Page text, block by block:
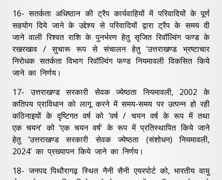
16- सतर्कता अधिष्ठान की ट्रैप कार्यवाहियों में परिवादियों के पूर्ण
सहयोग दिये जाने के उद्देश्य से परिवादियों द्वारा ट्रैप के समय दी
जाने वाली रिश्वत राशि के पुनर्भरण हेतु सृजित रिवॉल्विंग फण्ड के
रखरखाव / सुचारू रूप से संचालन हेतु ’उत्तराखण्ड भ्रष्टाचार
निरोधक सतर्कता विभाग रिवॉल्विंग फण्ड नियमावली विकसित किये
जाने का निर्णय।
17- उत्तराखण्ड सरकारी सेवक ज्येष्ठता नियमावली, 2002 के
कतिपय प्राविधान को लागू करने में समय-समय पर उत्पन्न हो रही
कठिनाइयों के दृष्टिगत वर्ष को ’वर्ष / चयन वर्ष के रूप में तथा
एक चयन’ को ’एक चयन वर्ष’ के रूप में प्रतिस्थापित किये जाने
हेतु ’उत्तराखण्ड सरकारी सेवक ज्येष्ठता (संशोधन) नियमावली,
2024’ का प्रख्यापन किये जाने का निर्णय।
18- जनपद पिथौरागढ़ स्थित नैनी सैनी एयरपोर्ट को, भारतीय वायु